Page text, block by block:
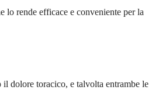
lo rende efficace e conveniente per la
dolore toracico, e talvolta entrambe le